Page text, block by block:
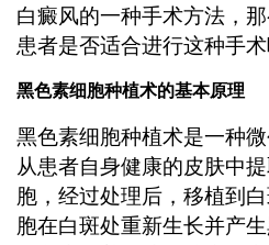
白癜风的一种手术方法，
患者是否适合进行这种手术
黑色素细胞种植术的基本原理
黑色素细胞种植术是一种
从患者自身健康的皮肤中
胞，经过处理后，移植到
胞在白斑处重新生长并产